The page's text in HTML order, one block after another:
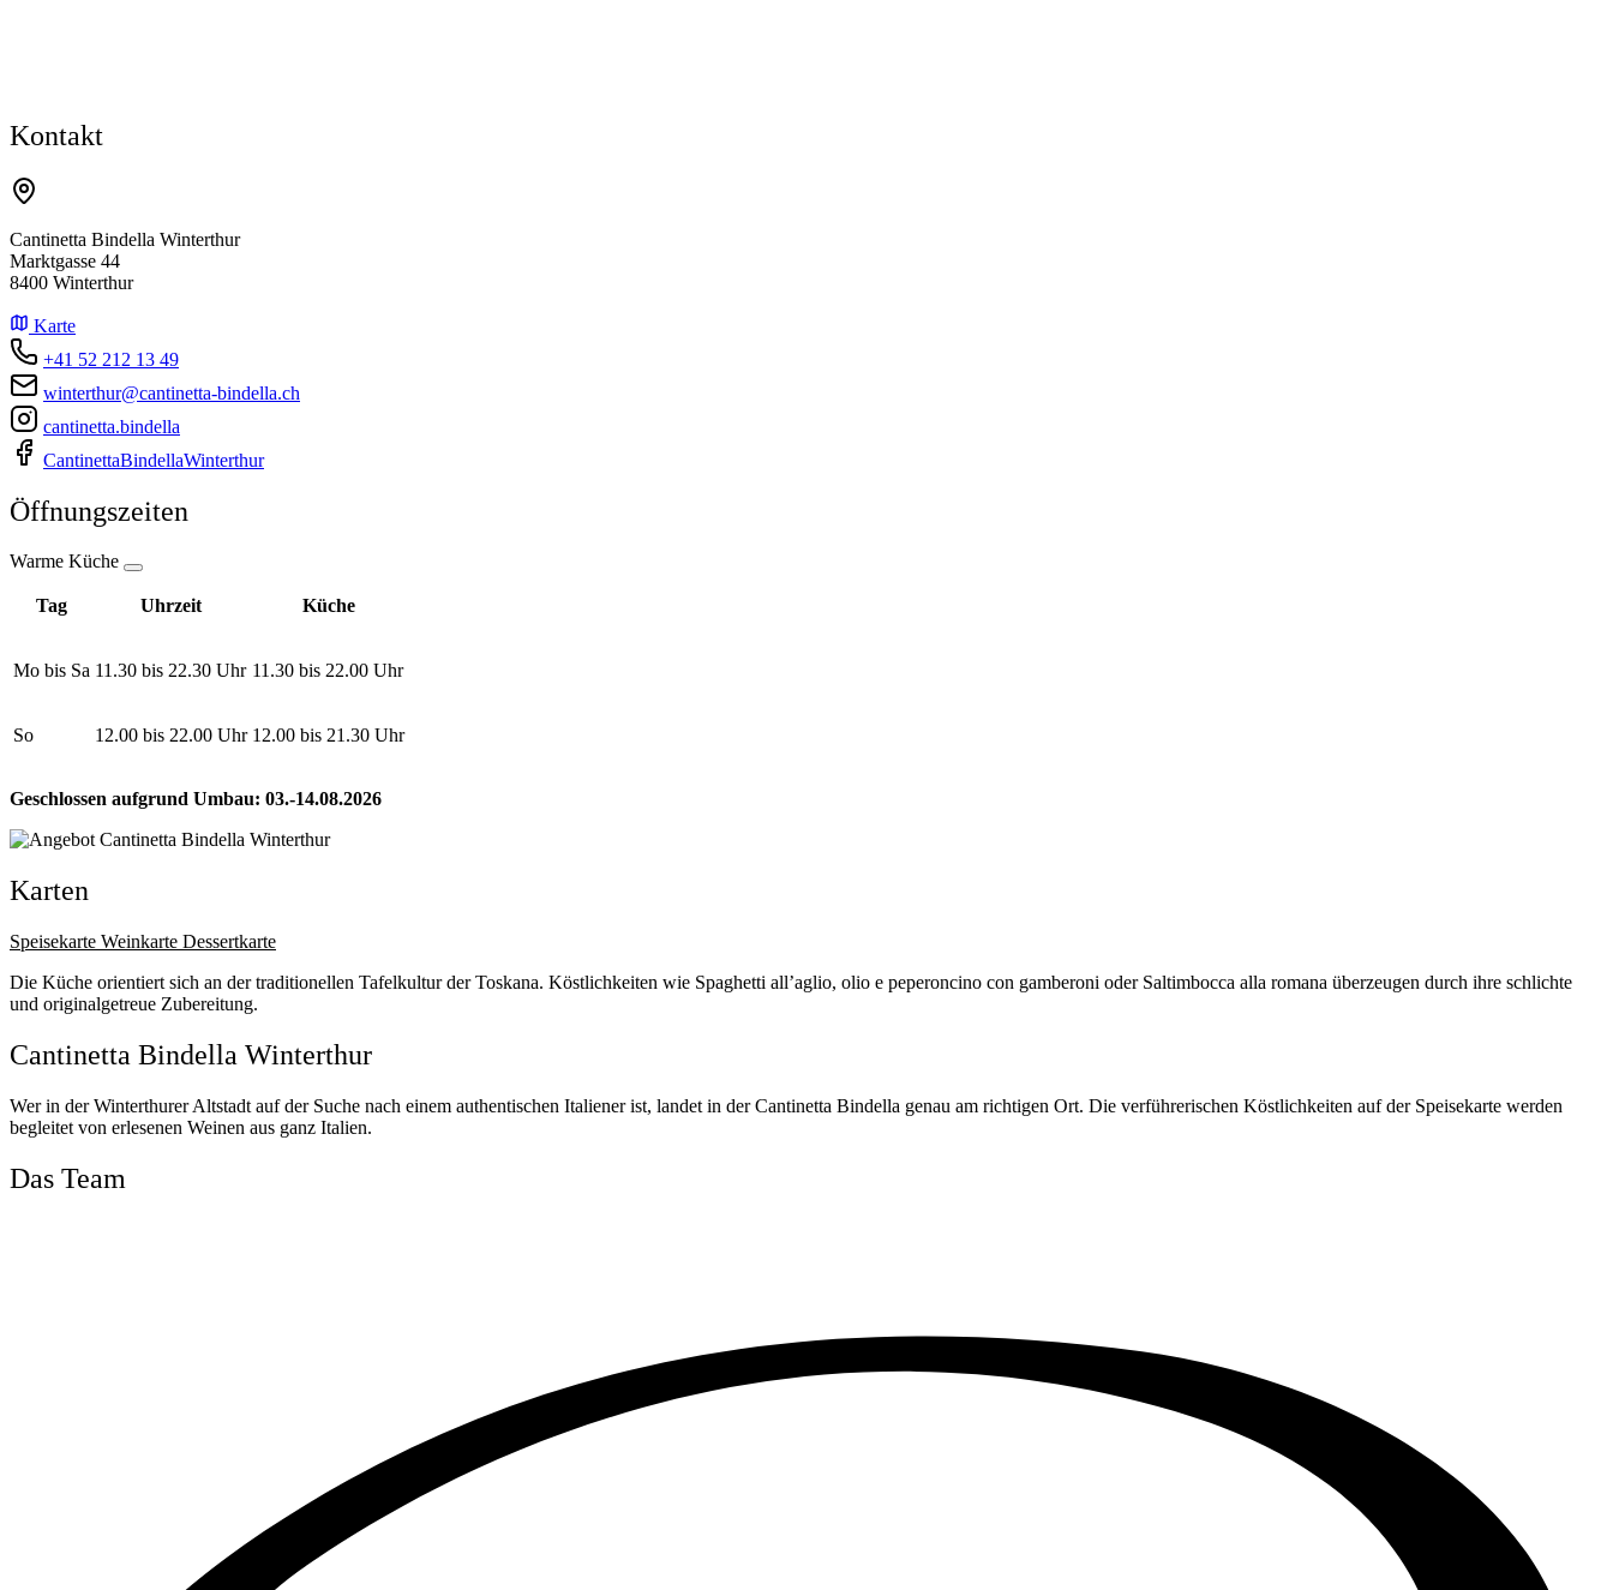
Kontakt
Cantinetta Bindella Winterthur
Marktgasse 44
8400 Winterthur
Karte
+41 52 212 13 49
winterthur@cantinetta-bindella.ch
cantinetta.bindella
CantinettaBindellaWinterthur
Öffnungszeiten
Warme Küche
Tag Uhrzeit Küche
Mo bis Sa 11.30 bis 22.30 Uhr 11.30 bis 22.00 Uhr
So 12.00 bis 22.00 Uhr 12.00 bis 21.30 Uhr
Geschlossen aufgrund Umbau: 03.-14.08.2026
Karten
Speisekarte Weinkarte Dessertkarte
Die Küche orientiert sich an der traditionellen Tafelkultur der Toskana. Köstlichkeiten wie Spaghetti all’aglio, olio e peperoncino con gamberoni oder Saltimbocca alla romana überzeugen durch ihre schlichte
und originalgetreue Zubereitung.
Cantinetta Bindella Winterthur
Wer in der Winterthurer Altstadt auf der Suche nach einem authentischen Italiener ist, landet in der Cantinetta Bindella genau am richtigen Ort. Die verführerischen Köstlichkeiten auf der Speisekarte werden
begleitet von erlesenen Weinen aus ganz Italien.
Das Team